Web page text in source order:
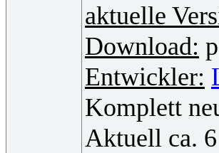
aktuelle
Download:
Entwickler:
Komplett
Aktuell ca.